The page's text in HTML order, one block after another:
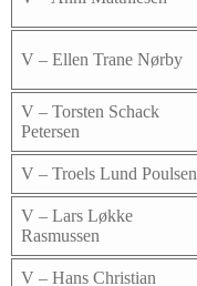
V – Ellen Trane Nørby
V – Torsten Schack
Petersen
V – Troels Lund Poulsen
V – Lars Løkke
Rasmussen
V – Hans Christian